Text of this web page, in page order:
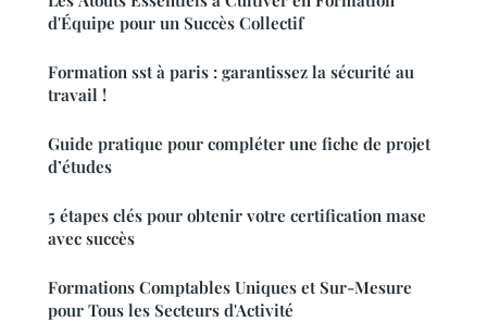
d'Équipe pour un Succès Collectif
Formation sst à paris : garantissez la sécurité au
travail !
Guide pratique pour compléter une fiche de projet
d’études
5 étapes clés pour obtenir votre certification mase
avec succès
Formations Comptables Uniques et Sur-Mesure
pour Tous les Secteurs d'Activité